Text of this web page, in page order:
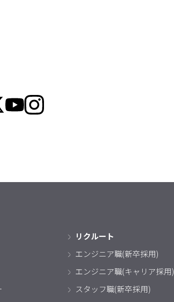
リクルート
エンジニア職(新卒採用)
エンジニア職(キャリア採用)
スタッフ職(新卒採用)